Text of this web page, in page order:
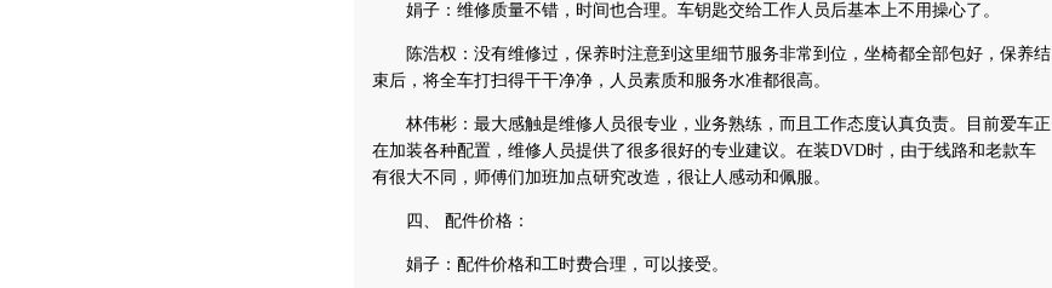
娟子：维修质量不错，时间也合理。车钥匙交给工作人员后基本上不用操心了。
陈浩权：没有维修过，保养时注意到这里细节服务非常到位，坐椅都全部包好，保养结
束后，将全车打扫得干干净净，人员素质和服务水准都很高。
林伟彬：最大感触是维修人员很专业，业务熟练，而且工作态度认真负责。目前爱车正
在加装各种配置，维修人员提供了很多很好的专业建议。在装DVD时，由于线路和老款车
有很大不同，师傅们加班加点研究改造，很让人感动和佩服。
四、 配件价格：
娟子：配件价格和工时费合理，可以接受。